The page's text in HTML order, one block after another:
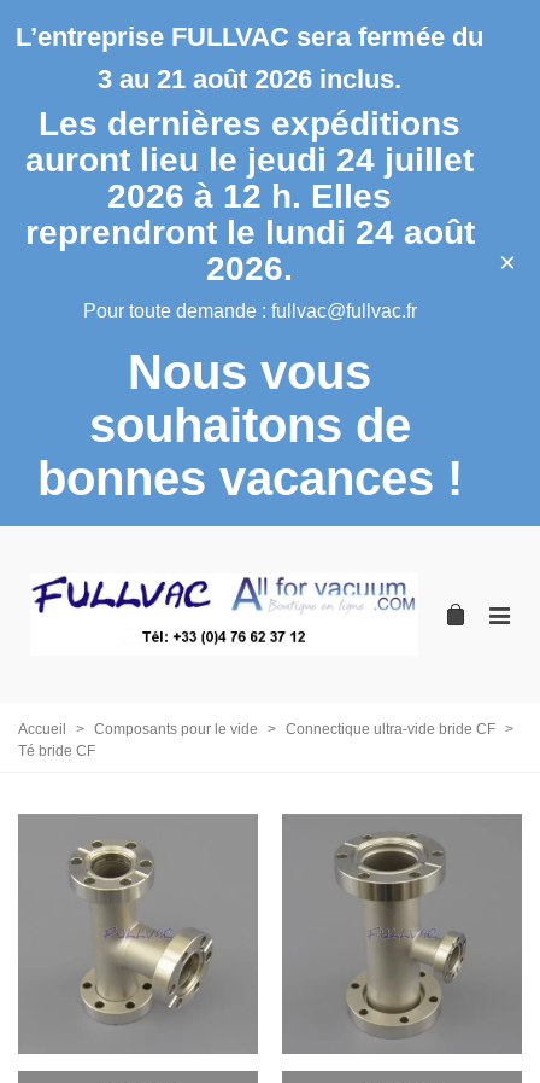
L’entreprise FULLVAC sera fermée du
3 au 21 août 2026 inclus.
Les dernières expéditions
auront lieu le jeudi 24 juillet
2026 à 12 h. Elles
reprendront le lundi 24 août
2026.
Pour toute demande : fullvac@fullvac.fr
Nous vous
souhaitons de
bonnes vacances !
×
Accueil > Composants pour le vide > Connectique ultra-vide bride CF >
Té bride CF